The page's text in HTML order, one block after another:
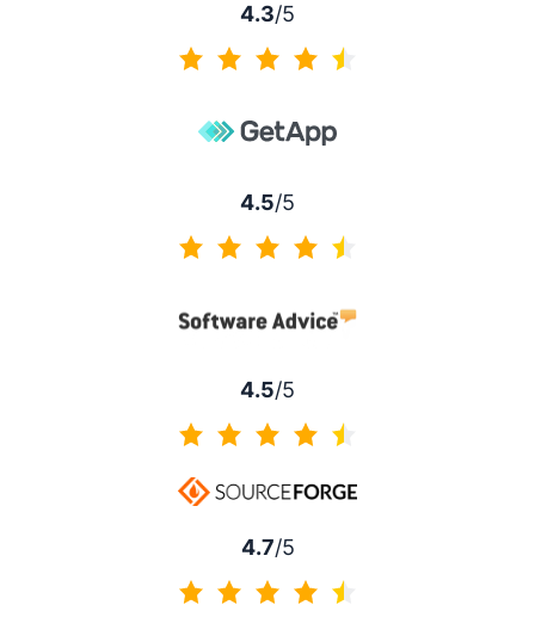
4.3/5
4.5/5
4.5/5
4.7/5